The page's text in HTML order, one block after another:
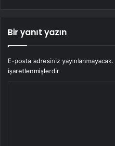
Bir yanıt yazın
E-posta adresiniz yayınlanmayacak.
işaretlenmişlerdir